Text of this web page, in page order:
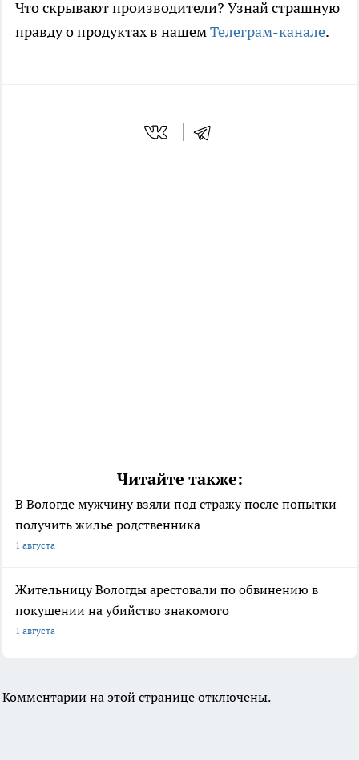
Что скрывают производители? Узнай страшную
правду о продуктах в нашемТелеграм-канале.
Читайте также:
В Вологде мужчину взяли под стражу после попытки
получить жилье родственника
1 августа
Жительницу Вологды арестовали по обвинению в
покушении на убийство знакомого
1 августа
Комментарии на этой странице отключены.